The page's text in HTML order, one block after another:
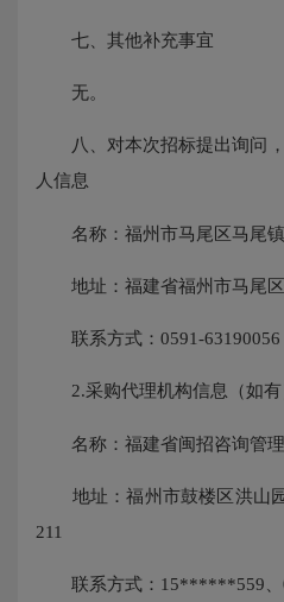
七、其他补充事宜
无。
八、对本次招标提出询问，
人信息
名称：福州市马尾区马尾镇
地址：福建省福州市马尾区
联系方式：0591-63190056
2.采购代理机构信息（如有
名称：福建省闽招咨询管理
地址：福州市鼓楼区洪山园
211
联系方式：15******559、